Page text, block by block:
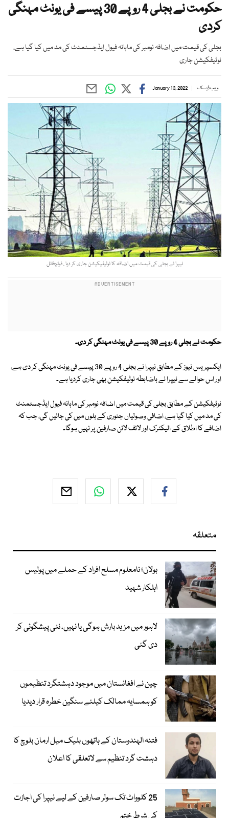
حکومت نے بجلی 4 روپے 30 پیسے فی یونٹ مہنگی
کردی
بجلی کی قیمت میں اضافہ نومبر کی ماہانہ فیول ایڈجسٹمنٹ کی مد میں کیا گیا ہے،
نوٹیفکیشن جاری
ویب ڈیسک January 13, 2022
نیپرا نے بجلی کی قیمت میں اضافہ کا نوٹیفیکیشن جاری کر دیا . فوٹو:فائل
حکومت نے بجلی 4 روپے 30 پیسے فی یونٹ مہنگی کر دی۔
ایکسپریس نیوز کے مطابق نیپرا نے بجلی 4 روپے 30 پیسے فی یونٹ مہنگی کر دی ہے،
اور اس حوالے سے نیپرا نے باضابطہ نوٹیفکیشن بھی جاری کردیا ہے۔
نوٹیفکیشن کے مطابق بجلی کی قیمت میں اضافہ نومبر کی ماہانہ فیول ایڈجسٹمنٹ
کی مد میں کیا گیا ہے، اضافی وصولیاں جنوری کے بلوں میں کی جائیں گی، جب کہ
اضافے کا اطلاق کے الیکٹرک اور لائف لائن صارفین پر نہیں ہوگا۔
متعلقہ
بولان؛ نامعلوم مسلح افراد کے حملے میں پولیس
اہلکار شہید
لاہور میں مزید بارش ہوگی یا نہیں، نئی پیشگوئی کر
دی گئی
چین نے افغانستان میں موجود دہشتگرد تنظیموں
کو ہمسایہ ممالک کیلئے سنگین خطرہ قرار دیدیا
فتنہ الہندوستان کے ہاتھوں بلیک میل ارمان بلوچ کا
دہشت گرد تنظیم سے لاتعلقی کا اعلان
25 کلوواٹ تک سولر صارفین کے لیے نیپرا کی اجازت